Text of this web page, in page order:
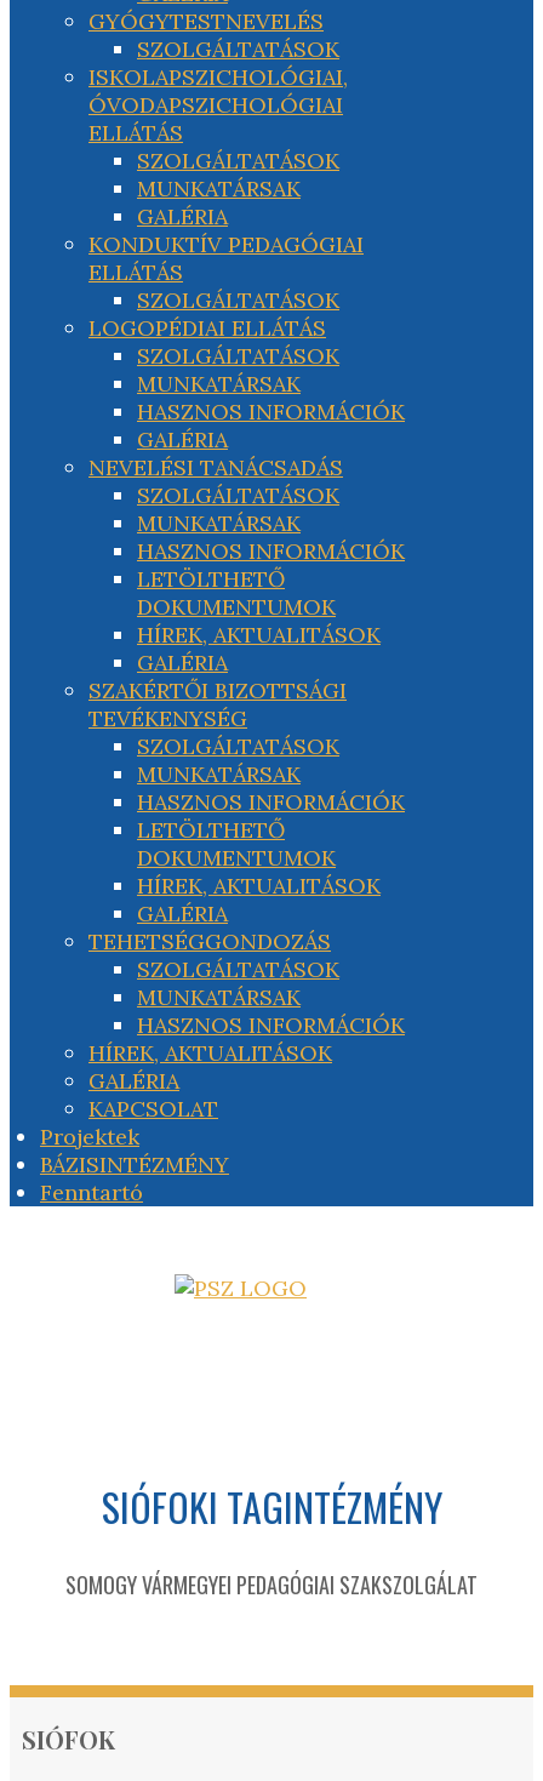
GYÓGYTESTNEVELÉS
SZOLGÁLTATÁSOK
ISKOLAPSZICHOLÓGIAI,
ÓVODAPSZICHOLÓGIAI
ELLÁTÁS
SZOLGÁLTATÁSOK
MUNKATÁRSAK
GALÉRIA
KONDUKTÍV PEDAGÓGIAI
ELLÁTÁS
SZOLGÁLTATÁSOK
LOGOPÉDIAI ELLÁTÁS
SZOLGÁLTATÁSOK
MUNKATÁRSAK
HASZNOS INFORMÁCIÓK
GALÉRIA
NEVELÉSI TANÁCSADÁS
SZOLGÁLTATÁSOK
MUNKATÁRSAK
HASZNOS INFORMÁCIÓK
LETÖLTHETŐ
DOKUMENTUMOK
HÍREK, AKTUALITÁSOK
GALÉRIA
SZAKÉRTŐI BIZOTTSÁGI
TEVÉKENYSÉG
SZOLGÁLTATÁSOK
MUNKATÁRSAK
HASZNOS INFORMÁCIÓK
LETÖLTHETŐ
DOKUMENTUMOK
HÍREK, AKTUALITÁSOK
GALÉRIA
TEHETSÉGGONDOZÁS
SZOLGÁLTATÁSOK
MUNKATÁRSAK
HASZNOS INFORMÁCIÓK
HÍREK, AKTUALITÁSOK
GALÉRIA
KAPCSOLAT
Projektek
BÁZISINTÉZMÉNY
Fenntartó
SIÓFOKI TAGINTÉZMÉNY
SOMOGY VÁRMEGYEI PEDAGÓGIAI SZAKSZOLGÁLAT
SIÓFOK